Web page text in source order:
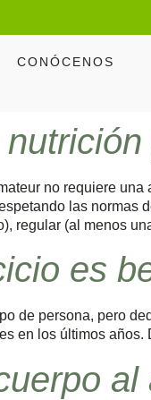
CONÓCENOS
no requiere
las normas
regular (al menos
es
de persona, pero
en los últimos
al